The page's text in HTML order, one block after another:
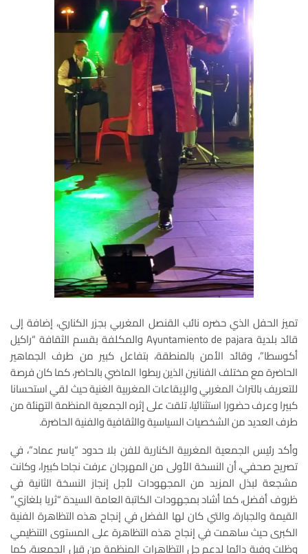
تميز الحفل الذي حضره نائب القنصل المغربي بجزر الكناري، إضافة إلى
قائد بلدية Ayuntamiento de pajara والمكلفة بقسم الثقافة “راكيل
أكوسطا”، وقائد الأمن بالمنطقة، بتفاعل كبير من طرف الجماهير
الحاضرة مع مختلف الفنانين الذين ربطوا الماضي بالحاضر، كما كان فرصة
للتعريف بالتراث المغربي والإيقاعات المغربية الغنية حيث لقي استحسانا
كبيرا وعرف حضورا استثنائيا، تلقت على إثره الجمعية المنظمة التهنئة من
طرف العديد من الشخصيات السياسية والثقافية والفنية الحاضرة.
وأكد رئيس الجمعية المغربية الكنارية للفن بلا حدود “ياسر عماد”، في
تصريح صحفي، أن النسخة الأولى من المهرجان عرفت نجاحا كبيرا، وكانت
مشجعة لبذل المزيد من المجهودات لأجل إنجاز النسخة الثانية في
ظروف أفضل، كما أشاد بمجهودات الكاتبة العامة السيدة “ثريا بلغازي”
القيمة والجبارة، والتي كان لها الفضل في إنجاح هذه التظاهرة الفنية
الكبرى حيث ساهمت في إنجاح هذه التظاهرة على المستوى التنظيمي
وظلت وفية دائما لدعم جل التظاهرات المنظمة من قبل الجمعية، كما